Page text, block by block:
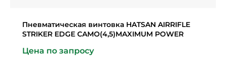
Пневматическая винтовка HATSAN AIRRIFLE
STRIKER EDGE CAMO(4,5)MAXIMUM POWER
Цена по запросу